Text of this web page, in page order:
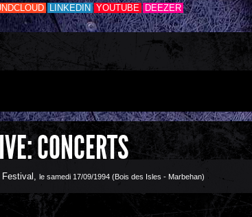
LINKEDIN YOUTUBE DEEZER
CONCERTS
, le samedi 17/09/1994 (Bois des Isles - Marbehan)